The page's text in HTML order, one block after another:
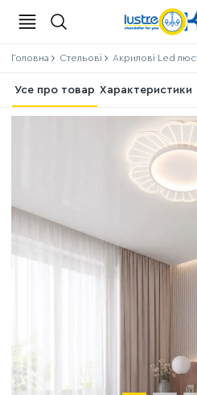
Головна Стельові Акрилові Led
Усе про товар Характеристики